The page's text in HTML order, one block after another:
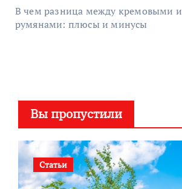
В чем разница между кремовыми
румянами: плюсы и минусы
Вы пропустили
Статьи